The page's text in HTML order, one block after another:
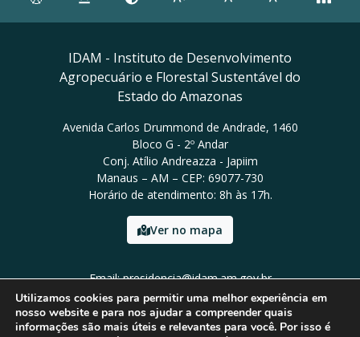
IDAM - Instituto de Desenvolvimento
Agropecuário e Florestal Sustentável do
Estado do Amazonas
Avenida Carlos Drummond de Andrade, 1460
Bloco G - 2º Andar
Conj. Atílio Andreazza - Japiim
Manaus – AM – CEP: 69077-730
Horário de atendimento: 8h às 17h.
Ver no mapa
Email: presidencia@idam.am.gov.br
Tel: (92) 98452-9911
Utilizamos cookies para permitir uma melhor experiência em
nosso website e para nos ajudar a compreender quais
informações são mais úteis e relevantes para você. Por isso é